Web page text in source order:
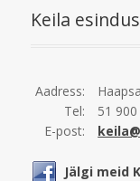
Keila
Aadress:
Tel:
51
E-post:
Jälgi meid